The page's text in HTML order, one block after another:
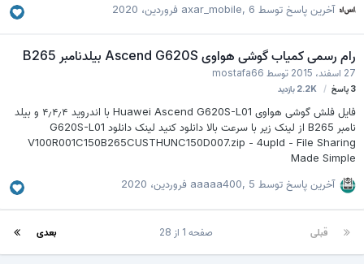
آخرین پاسخ توسط axar_mobile ,6 فروردین، 2020
رام رسمی کمیاب گوشی هواوی Ascend G620S بیلدنامبر B265
27 اسفند، 2015 توسط mostafa66
3پاسخ 2.2Kبازدید
فایل فلش گوشی هواوی Huawei Ascend G620S-L01 با اندروید ۴٫۴٫۴ و بیلد
نامبر B265 از لینک زیر با سرعت بالا دانلود کنید لینک دانلود G620S-L01
V100R001C150B265CUSTHUNC150D007.zip - 4upld - File Sharing
Made Simple
آخرین پاسخ توسط aaaaa400 ,5 فروردین، 2020
قبلی بعدی صفحه 1 از 28